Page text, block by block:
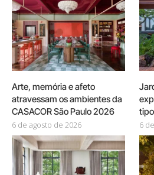
Arte, memória e afeto
atravessam os ambientes da
CASACOR São Paulo 2026
6 de agosto de 2026 6